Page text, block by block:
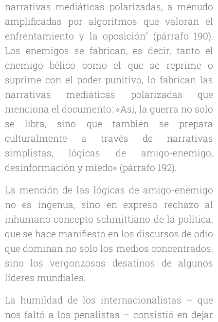
narrativas mediáticas polarizadas, a menudo
amplificadas por algoritmos que valoran el
enfrentamiento y la oposición" (párrafo 190).
Los enemigos se fabrican, es decir, tanto el
enemigo bélico como el que se reprime o
suprime con el poder punitivo, lo fabrican las
narrativas mediáticas polarizadas que
menciona el documento: «Así, la guerra no solo
se libra, sino que también se prepara
culturalmente a través de narrativas
simplistas, lógicas de amigo-enemigo,
desinformación y miedo» (párrafo 192).
La mención de las lógicas de amigo-enemigo
no es ingenua, sino en expreso rechazo al
inhumano concepto schmittiano de la política,
que se hace manifiesto en los discursos de odio
que dominan no solo los medios concentrados,
sino los vergonzosos desatinos de algunos
líderes mundiales.
La humildad de los internacionalistas – que
nos faltó a los penalistas – consistió en dejar